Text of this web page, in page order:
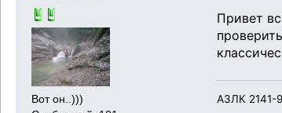
Вот он..)))
Привет
АЗЛК 2141-